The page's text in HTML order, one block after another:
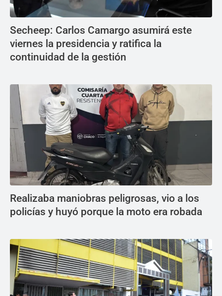
Secheep: Carlos Camargo asumirá este
viernes la presidencia y ratifica la
continuidad de la gestión
Realizaba maniobras peligrosas, vio a los
policías y huyó porque la moto era robada